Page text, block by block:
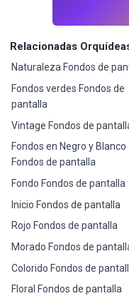
Relacionadas
Naturaleza Fondos de
Fondos verdes Fondos de
pantalla
Vintage Fondos de
Fondos en Negro y Blanco
Fondos de pantalla
Fondo Fondos de pantalla
Inicio Fondos de pantalla
Rojo Fondos de pantalla
Morado Fondos de
Colorido Fondos de
Floral Fondos de pantalla